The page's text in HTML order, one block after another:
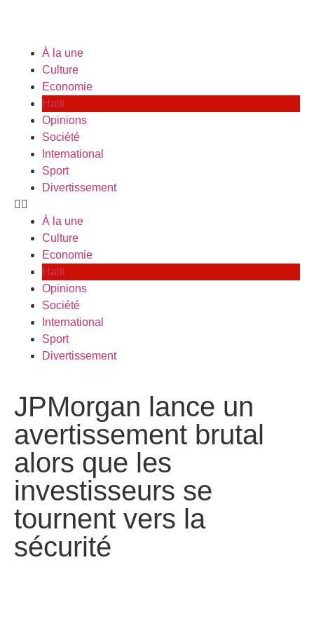
À la une
Culture
Economie
Haiti
Opinions
Société
International
Sport
Divertissement
À la une
Culture
Economie
Haiti
Opinions
Société
International
Sport
Divertissement
JPMorgan lance un
avertissement brutal
alors que les
investisseurs se
tournent vers la
sécurité